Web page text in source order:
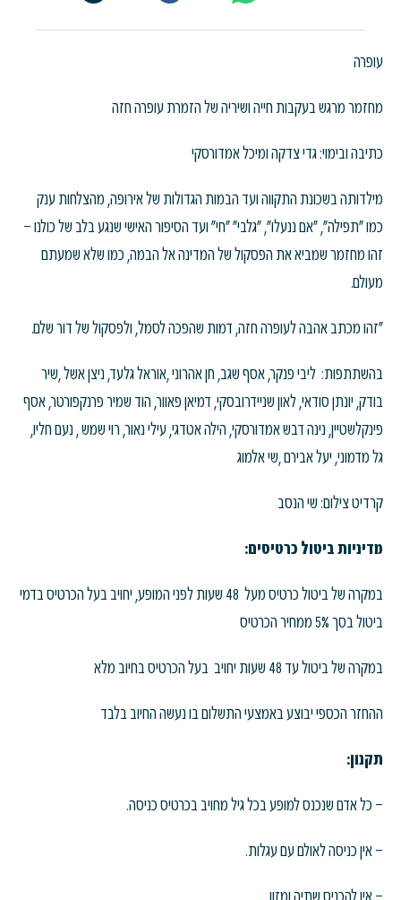
עופרה
מחזמר מרגש בעקבות חייה ושיריה של הזמרת עופרה חזה
כתיבה ובימוי: גדי צדקה ומיכל אמדורסקי
מילדותה בשכונת התקווה ועד הבמות הגדולות של אירופה, מהצלחות ענק
כמו "תפילה", "אם ננעלו", "גלבי" "חי" ועד הסיפור האישי שנגע בלב של כולנו –
זהו מחזמר שמביא את הפסקול של המדינה אל הבמה, כמו שלא שמעתם
מעולם.
"זהו מכתב אהבה לעופרה חזה, דמות שהפכה לסמל, ולפסקול של דור שלם.
בהשתתפות: ליבי פנקר, אסף שגב, חן אהרוני ,אוראל גלעד, ניצן אשל ,שיר
בודק, יונתן סודאי, לאון שניידרובסקי, דמיאן פאוור, הוד שמיר פרנקפורטר, אסף
פינקלשטיין, נינה דבש אמדורסקי, הילה אטדגי, עילי נאור, רוי שמש , נעם חליו,
גל מדמוני, יעל אבירם ,שי אלמוג
קרדיט צילום: שי הנסב
מדיניות ביטול כרטיסים:
במקרה של ביטול כרטיס מעל 48 שעות לפני המופע, יחויב בעל הכרטיס בדמי
ביטול בסך 5% ממחיר הכרטיס
במקרה של ביטול עד 48 שעות יחויב בעל הכרטיס בחיוב מלא
ההחזר הכספי יבוצע באמצעי התשלום בו נעשה החיוב בלבד
תקנון:
– כל אדם שנכנס למופע בכל גיל מחויב בכרטיס כניסה.
– אין כניסה לאולם עם עגלות.